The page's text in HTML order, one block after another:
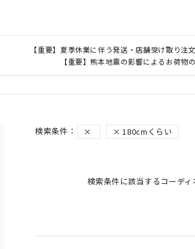
【重要】夏季休業に伴う発送・店舗受け取り注
【重要】熊本地震の影響によるお荷物
180cmくらい
検索条件に該当するコーデ